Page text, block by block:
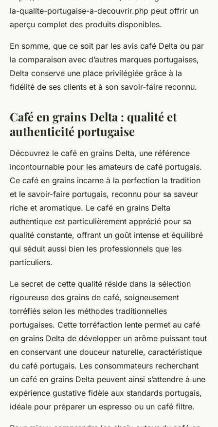
la-qualite-portugaise-a-decouvrir.php peut offrir un
aperçu complet des produits disponibles.
En somme, que ce soit par les avis café Delta ou par
la comparaison avec d’autres marques portugaises,
Delta conserve une place privilégiée grâce à la
fidélité de ses clients et à son savoir-faire reconnu.
Café en grains Delta : qualité et
authenticité portugaise
Découvrez le café en grains Delta, une référence
incontournable pour les amateurs de café portugais.
Ce café en grains incarne à la perfection la tradition
et le savoir-faire portugais, reconnu pour sa saveur
riche et aromatique. Le café en grains Delta
authentique est particulièrement apprécié pour sa
qualité constante, offrant un goût intense et équilibré
qui séduit aussi bien les professionnels que les
particuliers.
Le secret de cette qualité réside dans la sélection
rigoureuse des grains de café, soigneusement
torréfiés selon les méthodes traditionnelles
portugaises. Cette torréfaction lente permet au café
en grains Delta de développer un arôme puissant tout
en conservant une douceur naturelle, caractéristique
du café portugais. Les consommateurs recherchant
un café en grains Delta peuvent ainsi s’attendre à une
expérience gustative fidèle aux standards portugais,
idéale pour préparer un espresso ou un café filtre.